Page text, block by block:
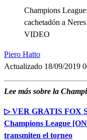
Champions
cachetadón a
VIDEO
Piero Hatto
Actualizado 18/09/2019
Lee más sobre la
▷ VER GRATIS FOX
Champions League
transmiten el torneo